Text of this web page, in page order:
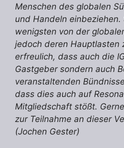
Menschen des globalen
und Handeln einbeziehen.
wenigsten von der
jedoch deren Hauptlasten
erfreulich, dass auch die
Gastgeber sondern auch
veranstaltenden
dass dies auch auf
Mitgliedschaft stößt.
zur Teilnahme an dieser
(Jochen Gester)